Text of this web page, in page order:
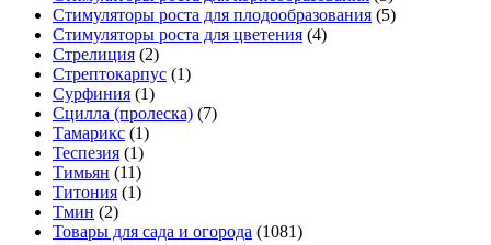
Стимуляторы роста для плодообразования (5)
Стимуляторы роста для цветения (4)
Стрелиция (2)
Стрептокарпус (1)
Сурфиния (1)
Сцилла (пролеска) (7)
Тамарикс (1)
Теспезия (1)
Тимьян (11)
Титония (1)
Тмин (2)
Товары для сада и огорода (1081)